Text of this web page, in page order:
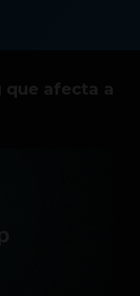
que afecta a